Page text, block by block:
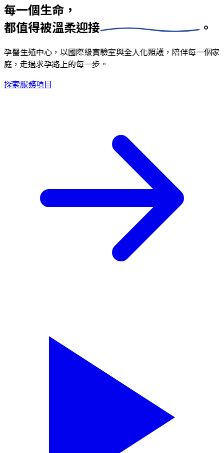
每一個生命，
都值得被溫柔迎接 。
孕醫生殖中心，以國際級實驗室與全人化照護，陪伴每一個家
庭，走過求孕路上的每一步。
探索服務項目